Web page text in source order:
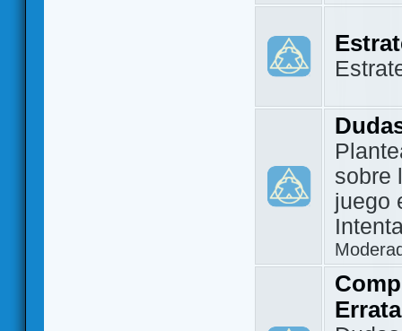
sobre
juego